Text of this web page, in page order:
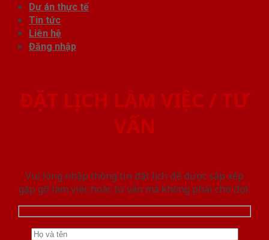
Dự án thực tế
Tin tức
Liên hệ
Đăng nhập
ĐẶT LỊCH LÀM VIỆC / TƯ
VẤN
Vui lòng nhập thông tin đặt lịch để được sắp xếp
gặp gỡ làm việc hoăc tư vấn mà không phải chờ đợi.